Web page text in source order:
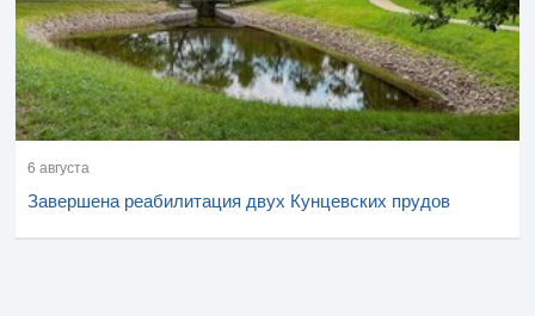
6 августа
Завершена реабилитация двух Кунцевских прудов